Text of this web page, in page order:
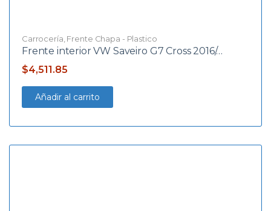
Carrocería Frente Chapa - Plastico
Frente interior VW Saveiro G7 Cross 2016/…
$4,511.85
Añadir al carrito